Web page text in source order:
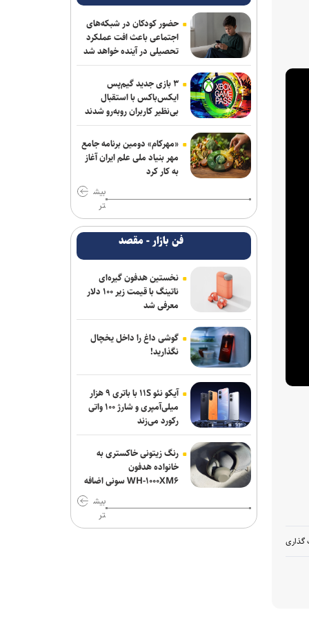
گذاری
دستگاه «نیدر» بومی، راهکار دانش‌بنیان‌ها
برای اختلاط مواد پلیمری و نانویی
اطلاعات بیش از ۱۰۰ هزار نیروی پلیس و
کارمند امنیتی بریتانیا هک شد
اس‌جی ۱۰۰۰ کنسولی که امپراتوری سگا را
پایه‌گذاری کرد
معماری zHBM سامسونگ عملکرد هوش
مصنوعی را تا ۸ برابر جهش می‌دهد
بازگشت به معماری سنتی، احیای منطق
طراحی است
اعمال ضریب ۲.۷ برای محاسبه قیمت
اینترنت بین‌الملل درست نیست
حضور کودکان در شبکه‌های
اجتماعی باعث افت عملکرد
تحصیلی در آینده خواهد شد
۳ بازی جدید گیم‌پس
ایکس‌باکس با استقبال
بی‌نظیر کاربران روبه‌رو شدند
«مهرکام» دومین برنامه جامع
مهر بنیاد ملی علم ایران آغاز
به کار کرد
بیش
تر
فن بازار - مقصد
نخستین هدفون گیره‌ای
ناتینگ با قیمت زیر ۱۰۰ دلار
معرفی شد
گوشی داغ را داخل یخچال
نگذارید!
آیکو نئو ۱۱S با باتری ۹ هزار
میلی‌آمپری و شارژ ۱۰۰ واتی
رکورد می‌زند
رنگ زیتونی خاکستری به
خانواده هدفون
WH-۱۰۰۰XM۶ سونی اضافه
بیش
تر